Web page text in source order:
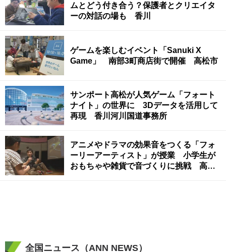
ムとどう付き合う？保護者とクリエイタ
ーの対話の場も 香川
ゲームを楽しむイベント「Sanuki X
Game」 南部3町商店街で開催 高松市
サンポート高松が人気ゲーム「フォート
ナイト」の世界に 3Dデータを活用して
再現 香川河川国道事務所
アニメやドラマの効果音をつくる「フォ
ーリーアーティスト」が授業 小学生が
おもちゃや雑貨で音づくりに挑戦 高松
全国ニュース（ANN NEWS）